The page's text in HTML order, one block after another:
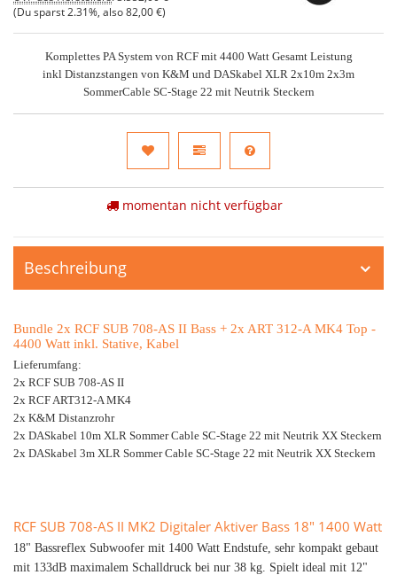
(Du sparst 2.31% , also82,00 €)
Komplettes PA System von RCF mit 4400 Watt Gesamt Leistung
inkl Distanzstangen von K&M und DASkabel XLR 2x10m 2x3m
SommerCable SC-Stage 22 mit Neutrik Steckern
momentan nicht verfügbar
Beschreibung
Bundle 2x RCF SUB 708-AS II Bass + 2x ART 312-A MK4 Top -
4400 Watt inkl. Stative, Kabel
Lieferumfang:
2x RCF SUB 708-AS II
2x RCF ART312-A MK4
2x K&M Distanzrohr
2x DASkabel 10m XLR Sommer Cable SC-Stage 22 mit Neutrik XX Steckern
2x DASkabel 3m XLR Sommer Cable SC-Stage 22 mit Neutrik XX Steckern
RCF SUB 708-AS II MK2 Digitaler Aktiver Bass 18" 1400 Watt
18" Bassreflex Subwoofer mit 1400 Watt Endstufe, sehr kompakt gebaut
mit 133dB maximalem Schalldruck bei nur 38 kg. Spielt ideal mit 12"